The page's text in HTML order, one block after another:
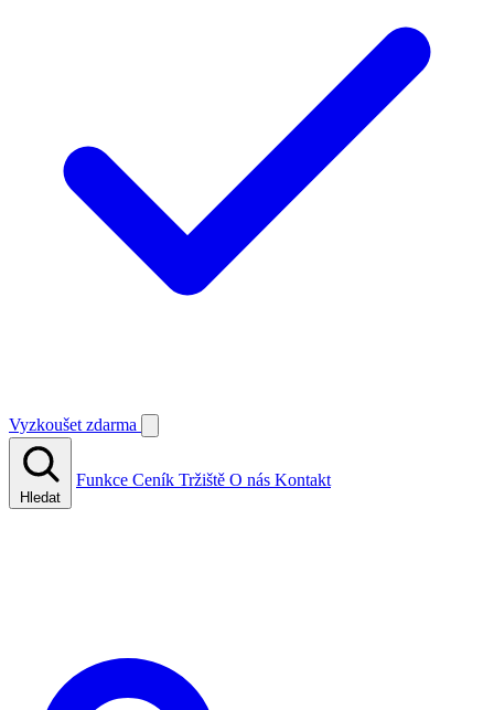
Vyzkoušet zdarma
Hledat
Funkce Ceník Tržiště O nás Kontakt